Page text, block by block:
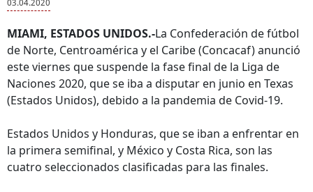
03.04.2020
MIAMI, ESTADOS UNIDOS.-La Confederación de fútbol
de Norte, Centroamérica y el Caribe (Concacaf) anunció
este viernes que suspende la fase final de la Liga de
Naciones 2020, que se iba a disputar en junio en Texas
(Estados Unidos), debido a la pandemia de Covid-19.
Estados Unidos y Honduras, que se iban a enfrentar en
la primera semifinal, y México y Costa Rica, son las
cuatro seleccionados clasificadas para las finales.